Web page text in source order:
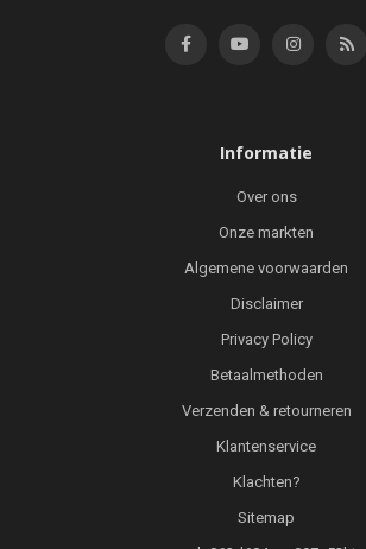
Informatie
Over ons
Onze markten
Algemene voorwaarden
Disclaimer
Privacy Policy
Betaalmethoden
Verzenden & retourneren
Klantenservice
Klachten?
Sitemap